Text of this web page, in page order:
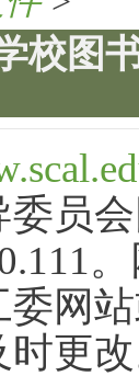
校图
员
网
时更